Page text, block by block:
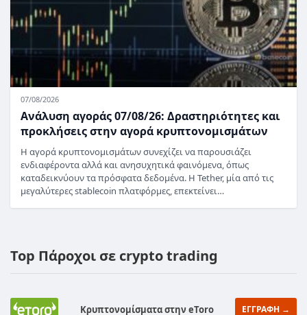
07/08/2026
Ανάλυση αγοράς 07/08/26: Δραστηριότητες και
προκλήσεις στην αγορά κρυπτονομισμάτων
Η αγορά κρυπτονομισμάτων συνεχίζει να παρουσιάζει
ενδιαφέροντα αλλά και ανησυχητικά φαινόμενα, όπως
καταδεικνύουν τα πρόσφατα δεδομένα. Η Tether, μία από τις
μεγαλύτερες stablecoin πλατφόρμες, επεκτείνει…
Top Πάροχοι σε crypto trading
Κρυπτονομίσματα στην eToro ΕΓΓΡΑΦΗ →